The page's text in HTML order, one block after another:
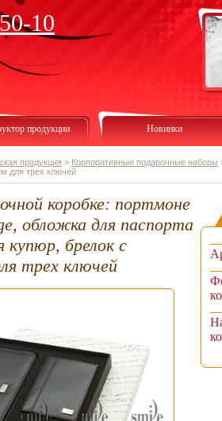
10
продукции Новинки
продукция > Корпоративные подарочные наборы
для трех ключей
коробке: портмоне
обложка для паспорта
купюр, брелок с
трех ключей